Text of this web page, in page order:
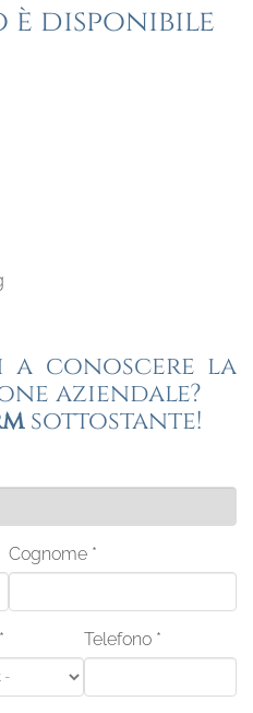
è disponibile
a conoscere la
aziendale?
sottostante!
Cognome *
* Telefono *